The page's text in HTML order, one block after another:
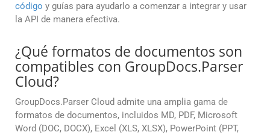
código y guías para ayudarlo a comenzar a integrar y usar
la API de manera efectiva.
¿Qué formatos de documentos son
compatibles con GroupDocs.Parser
Cloud?
GroupDocs.Parser Cloud admite una amplia gama de
formatos de documentos, incluidos MD, PDF, Microsoft
Word (DOC, DOCX), Excel (XLS, XLSX), PowerPoint (PPT,